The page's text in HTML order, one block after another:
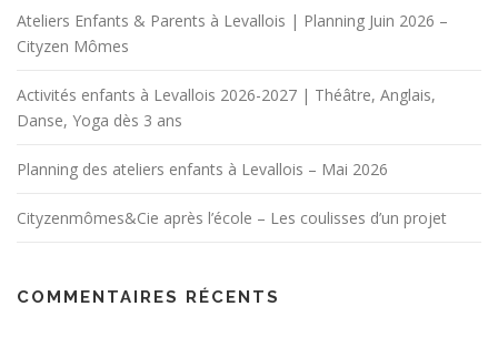
Ateliers Enfants & Parents à Levallois | Planning Juin 2026 –
Cityzen Mômes
Activités enfants à Levallois 2026-2027 | Théâtre, Anglais,
Danse, Yoga dès 3 ans
Planning des ateliers enfants à Levallois – Mai 2026
Cityzenmômes&Cie après l’école – Les coulisses d’un projet
COMMENTAIRES RÉCENTS